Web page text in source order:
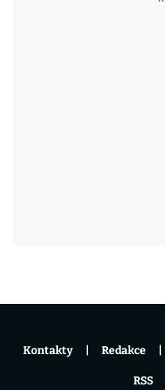
Kontakty Redakce
RSS